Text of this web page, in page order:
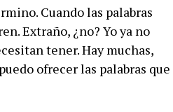
Cuando las palabras
Extraño, ¿no? Yo ya no
tener. Hay muchas,
ofrecer las palabras que